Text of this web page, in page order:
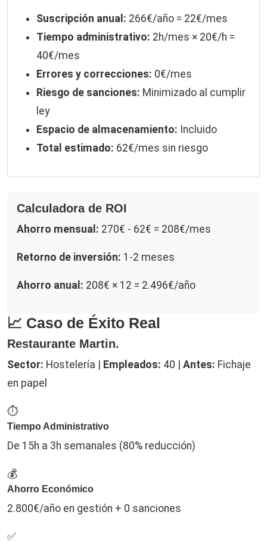
Suscripción anual: 266€/año = 22€/mes
Tiempo administrativo: 2h/mes × 20€/h =
40€/mes
Errores y correcciones: 0€/mes
Riesgo de sanciones: Minimizado al cumplir
ley
Espacio de almacenamiento: Incluido
Total estimado: 62€/mes sin riesgo
Calculadora de ROI
Ahorro mensual: 270€ - 62€ = 208€/mes
Retorno de inversión: 1-2 meses
Ahorro anual: 208€ × 12 = 2.496€/año
📈 Caso de Éxito Real
Restaurante Martin.
Sector: Hostelería | Empleados: 40 | Antes: Fichaje
en papel
⏱️
Tiempo Administrativo
De 15h a 3h semanales (80% reducción)
💰
Ahorro Económico
2.800€/año en gestión + 0 sanciones
✅